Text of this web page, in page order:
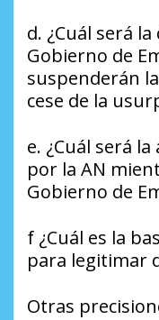
d. ¿Cuál será
Gobierno de
suspenderán
cese de la
e. ¿Cuál será
por la AN
Gobierno de
f ¿Cuál es la
para legitimar
Otras